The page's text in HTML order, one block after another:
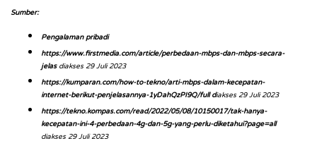
Sumber:
Pengalaman pribadi
https://www.firstmedia.com/article/perbedaan-mbps-dan-mbps-secara-
jelas diakses 29 Juli 2023
https://kumparan.com/how-to-tekno/arti-mbps-dalam-kecepatan-
internet-berikut-penjelasannya-1yDahQzPI9Q/full diakses 29 Juli 2023
https://tekno.kompas.com/read/2022/05/08/10150017/tak-hanya-
kecepatan-ini-4-perbedaan-4g-dan-5g-yang-perlu-diketahui?page=all
diakses 29 Juli 2023